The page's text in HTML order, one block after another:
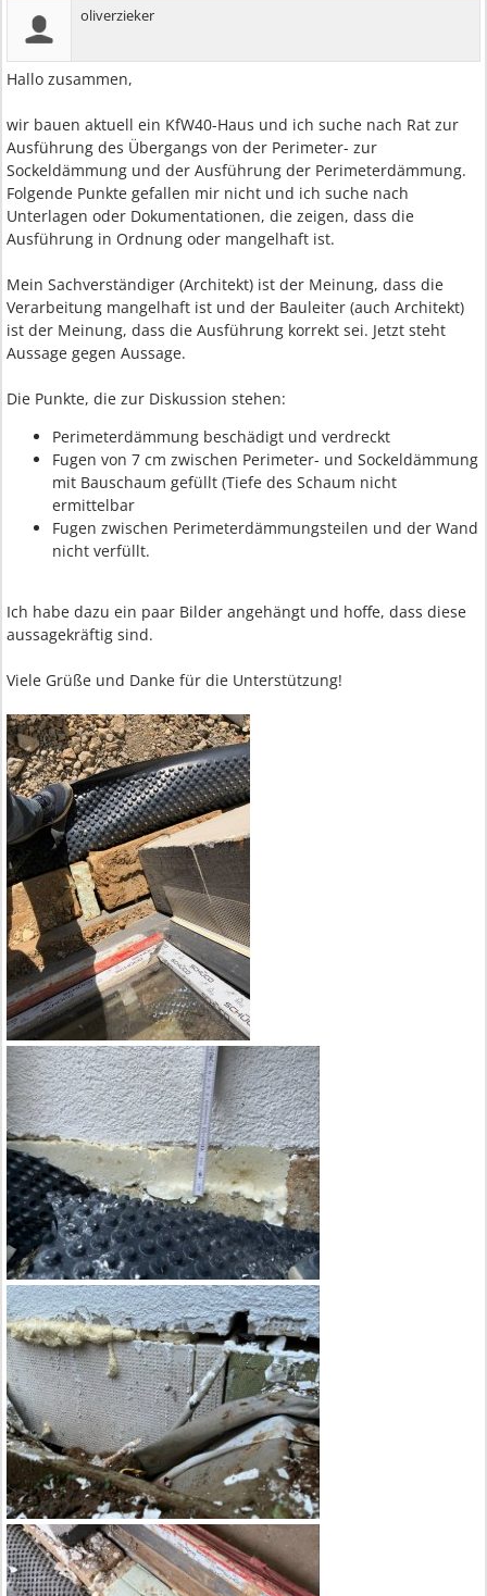
oliverzieker
Hallo zusammen,
wir bauen aktuell ein KfW40-Haus und ich suche nach Rat zur
Ausführung des Übergangs von der Perimeter- zur
Sockeldämmung und der Ausführung der Perimeterdämmung.
Folgende Punkte gefallen mir nicht und ich suche nach
Unterlagen oder Dokumentationen, die zeigen, dass die
Ausführung in Ordnung oder mangelhaft ist.
Mein Sachverständiger (Architekt) ist der Meinung, dass die
Verarbeitung mangelhaft ist und der Bauleiter (auch Architekt)
ist der Meinung, dass die Ausführung korrekt sei. Jetzt steht
Aussage gegen Aussage.
Die Punkte, die zur Diskussion stehen:
Perimeterdämmung beschädigt und verdreckt
Fugen von 7 cm zwischen Perimeter- und Sockeldämmung
mit Bauschaum gefüllt (Tiefe des Schaum nicht
ermittelbar
Fugen zwischen Perimeterdämmungsteilen und der Wand
nicht verfüllt.
Ich habe dazu ein paar Bilder angehängt und hoffe, dass diese
aussagekräftig sind.
Viele Grüße und Danke für die Unterstützung!